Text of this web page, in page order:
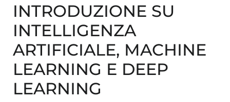
INTRODUZIONE SU
INTELLIGENZA
ARTIFICIALE, MACHINE
LEARNING E DEEP
LEARNING